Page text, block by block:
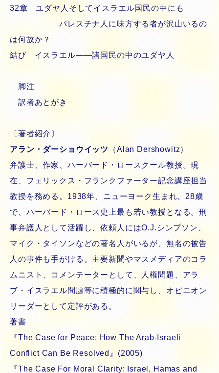
32章 ユダヤ人そしてイスラエル国民の中にも
パレスチナ人に味方する者が沢山いるの
は何故か？
結び イスラエル――諸国民の中のユダヤ人
脚注
訳者あとがき
〔著者紹介〕
アラン・ダーショウイッツ（Alan Dershowitz）
弁護士、作家、ハーバード・ロースクール教授。現
在、フェリックス・フランクファーター記念講座担当
教授を務める。1938年、ニューヨーク生まれ。28歳
で、ハーバード・ロース史上最も若い教授となる。刑
事弁護人として活躍し、依頼人にはO.J.シンプソン、
マイク・タイソンなどの著名人がいるが、無名の被告
人の事件も手がける。主要新聞やマスメディアのコラ
ムニスト、コメンテーターとして、人権問題、アラ
ブ・イスラエル問題等に積極的に関与し、オピニオン
リーダーとして定評がある。
著書
『The Case for Peace: How The Arab-Israeli
Conflict Can Be Resolved』(2005)
『The Case For Moral Clarity: Israel, Hamas and